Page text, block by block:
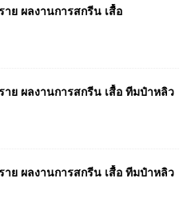
าย ผลงานการสกรีน เสื้อ
าย ผลงานการสกรีน เสื้อ ทีมป๋าหลิว
าย ผลงานการสกรีน เสื้อ ทีมป๋าหลิว